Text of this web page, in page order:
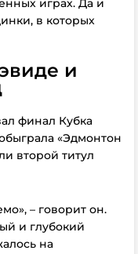
играх. Да и
в которых
и
финал Кубка
«Эдмонтон
второй титул
– говорит он.
и глубокий
на